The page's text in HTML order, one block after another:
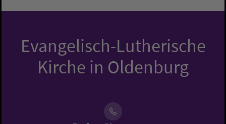
Evangelisch-Lutherische
Kirche in Oldenburg